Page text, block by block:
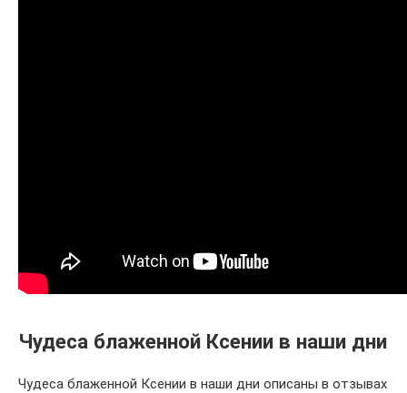
Чудеса блаженной Ксении в наши дни
Чудеса блаженной Ксении в наши дни описаны в отзывах